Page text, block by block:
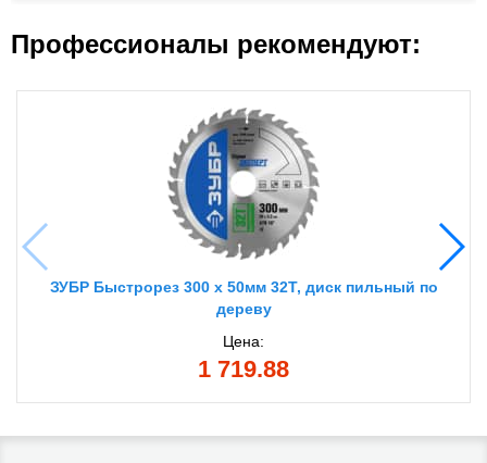
Профессионалы рекомендуют:
ЗУБР Быстрорез 300 x 50мм 32Т, диск пильный по
дереву
Цена:
1 719.88